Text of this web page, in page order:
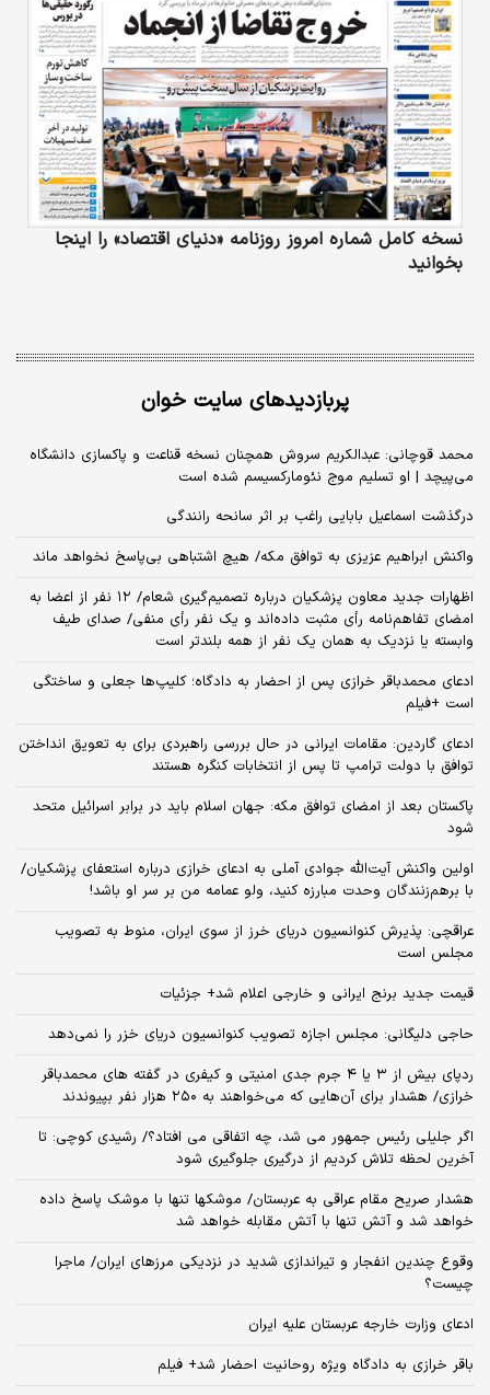
نسخه کامل شماره امروز روزنامه «دنیای‌ اقتصاد» را اینجا
بخوانید
پربازدیدهای سایت خوان
محمد قوچانی: عبدالکریم سروش همچنان نسخه قناعت و پاکسازی دانشگاه
می‌پیچد | او تسلیم موج نئومارکسیسم شده است
درگذشت اسماعیل بابایی راغب بر اثر سانحه رانندگی
واکنش ابراهیم عزیزی به توافق مکه/ هیچ اشتباهی بی‌پاسخ نخواهد ماند
اظهارات جدید معاون پزشکیان درباره تصمیم‌گیری شعام/ ۱۲ نفر از اعضا به
امضای تفاهم‌نامه رأی مثبت داده‌اند و یک نفر رأی منفی/ صدای طیف
وابسته یا نزدیک به همان یک نفر از همه بلندتر است
ادعای محمدباقر خرازی پس از احضار به دادگاه؛ کلیپ‌ها جعلی و ساختگی
است +فیلم
ادعای گاردین: مقامات ایرانی در حال بررسی راهبردی برای به تعویق انداختن
توافق با دولت ترامپ تا پس از انتخابات کنگره هستند
پاکستان بعد از امضای توافق مکه: جهان اسلام باید در برابر اسرائیل متحد
شود
اولین واکنش آیت‌الله جوادی آملی به ادعای خرازی درباره استعفای پزشکیان/
با برهم‌زنندگان وحدت مبارزه کنید، ولو عمامه من بر سر او باشد!
عراقچی: پذیرش کنوانسیون دریای خرز از سوی ایران، منوط به تصویب
مجلس است
قیمت جدید برنج ایرانی و خارجی اعلام شد+ جزئیات
حاجی دلیگانی: مجلس اجازه تصویب کنوانسیون دریای خزر را نمی‌دهد
ردپای بیش از ۳ یا ۴ جرم جدی امنیتی و کیفری در گفته های محمدباقر
خرازی/ هشدار برای آن‌هایی که می‌خواهند به ۲۵۰ هزار نفر بپیوندند
اگر جلیلی رئیس جمهور می شد، چه اتفاقی می افتاد؟/ رشیدی کوچی: تا
آخرین لحظه تلاش کردیم از درگیری جلوگیری شود
هشدار صریح مقام عراقی به عربستان/ موشکها تنها با موشک پاسخ داده
خواهد شد و آتش تنها با آتش مقابله خواهد شد
وقوع چندین انفجار و تیراندازی شدید در نزدیکی مرز‌های ایران/ ماجرا
چیست؟
ادعای وزارت خارجه عربستان علیه ایران
باقر خرازی به دادگاه ویژه روحانیت احضار شد+ فیلم